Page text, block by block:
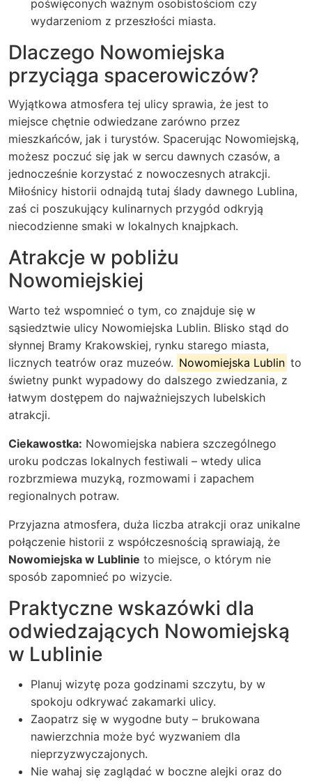
poświęconych ważnym osobistościom czy
wydarzeniom z przeszłości miasta.
Dlaczego Nowomiejska
przyciąga spacerowiczów?
Wyjątkowa atmosfera tej ulicy sprawia, że jest to
miejsce chętnie odwiedzane zarówno przez
mieszkańców, jak i turystów. Spacerując Nowomiejską,
możesz poczuć się jak w sercu dawnych czasów, a
jednocześnie korzystać z nowoczesnych atrakcji.
Miłośnicy historii odnajdą tutaj ślady dawnego Lublina,
zaś ci poszukujący kulinarnych przygód odkryją
niecodzienne smaki w lokalnych knajpkach.
Atrakcje w pobliżu
Nowomiejskiej
Warto też wspomnieć o tym, co znajduje się w
sąsiedztwie ulicy Nowomiejska Lublin. Blisko stąd do
słynnej Bramy Krakowskiej, rynku starego miasta,
licznych teatrów oraz muzeów. Nowomiejska Lublin to
świetny punkt wypadowy do dalszego zwiedzania, z
łatwym dostępem do najważniejszych lubelskich
atrakcji.
Ciekawostka: Nowomiejska nabiera szczególnego
uroku podczas lokalnych festiwali – wtedy ulica
rozbrzmiewa muzyką, rozmowami i zapachem
regionalnych potraw.
Przyjazna atmosfera, duża liczba atrakcji oraz unikalne
połączenie historii z współczesnością sprawiają, że
Nowomiejska w Lublinie to miejsce, o którym nie
sposób zapomnieć po wizycie.
Praktyczne wskazówki dla
odwiedzających Nowomiejską
w Lublinie
Planuj wizytę poza godzinami szczytu, by w
spokoju odkrywać zakamarki ulicy.
Zaopatrz się w wygodne buty – brukowana
nawierzchnia może być wyzwaniem dla
nieprzyzwyczajonych.
Nie wahaj się zaglądać w boczne alejki oraz do